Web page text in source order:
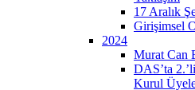
17 Aralık
Girişimsel
2024
Murat Can
DAS’ta
Kurul